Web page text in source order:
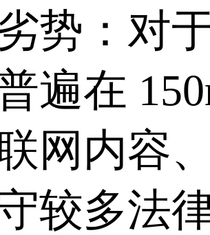
：对于
遍在
网内容
较多法